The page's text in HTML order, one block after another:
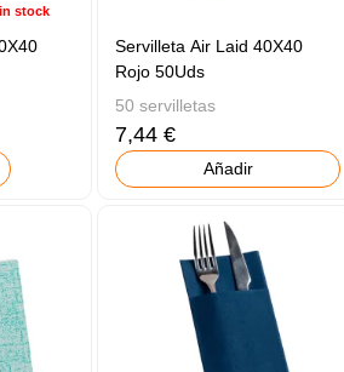
stock
Servilleta Air Laid 40X40
Rojo 50Uds
50 servilletas
7,44 €
Añadir